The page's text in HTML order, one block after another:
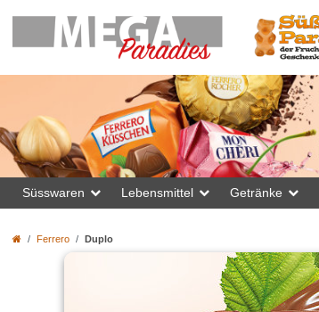
Süsswaren Lebensmittel Getränke
Ferrero Duplo